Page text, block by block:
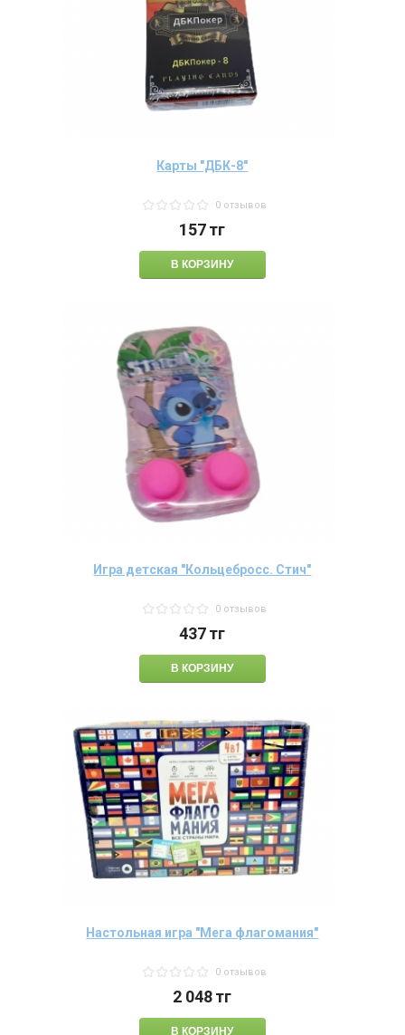
Карты "ДБК-8"
0 отзывов
157тг
Игра детская "Кольцебросс. Стич"
0 отзывов
437тг
Настольная игра "Мега флагомания"
0 отзывов
2 048тг